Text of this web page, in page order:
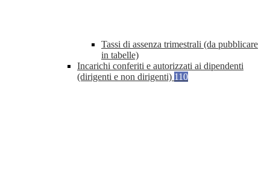
Tassi di assenza trimestrali (da pubblicare
in tabelle)
Incarichi conferiti e autorizzati ai dipendenti
(dirigenti e non dirigenti) 110